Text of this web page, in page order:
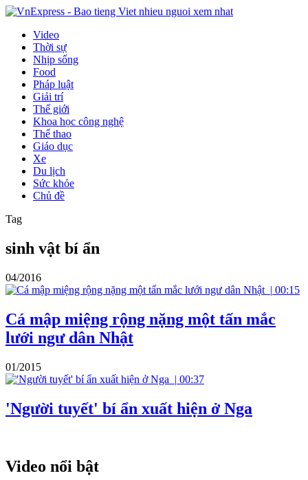
Video
Thời sự
Nhịp sống
Food
Pháp luật
Giải trí
Thế giới
Khoa học công nghệ
Thể thao
Giáo dục
Xe
Du lịch
Sức khỏe
Chủ đề
Tag
sinh vật bí ẩn
04/2016
| 00:15
Cá mập miệng rộng nặng một tấn mắc
lưới ngư dân Nhật
01/2015
| 00:37
'Người tuyết' bí ẩn xuất hiện ở Nga
Video nổi bật